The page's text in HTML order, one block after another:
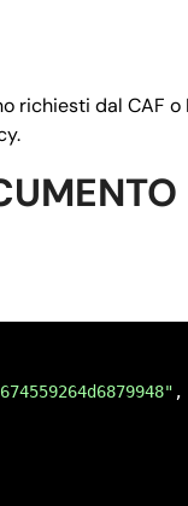
di
richiesti dal CAF
,